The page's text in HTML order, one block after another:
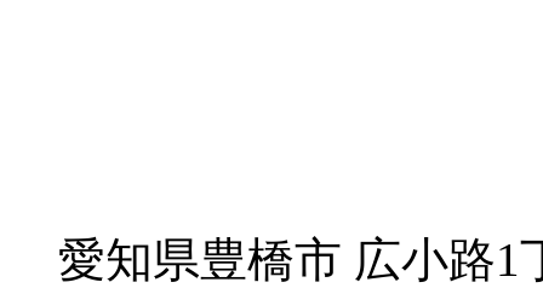
愛知県豊橋市 広小路1